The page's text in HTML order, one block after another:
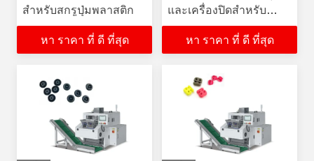
สําหรับสกรูปุ่มพลาสติก
หา ราคา ที่ ดี ที่สุด
และเครื่องปิดสําหรับ
เครื่องจักร
หา ราคา ที่ ดี ที่สุด